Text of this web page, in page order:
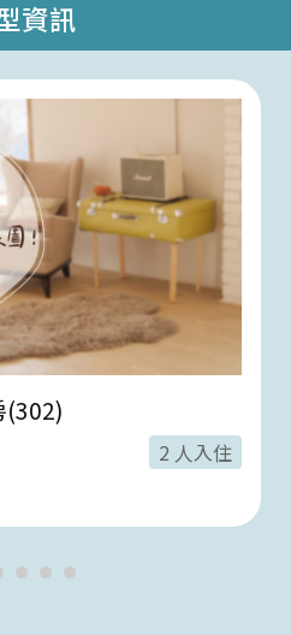
資訊
(302)
2 人入住